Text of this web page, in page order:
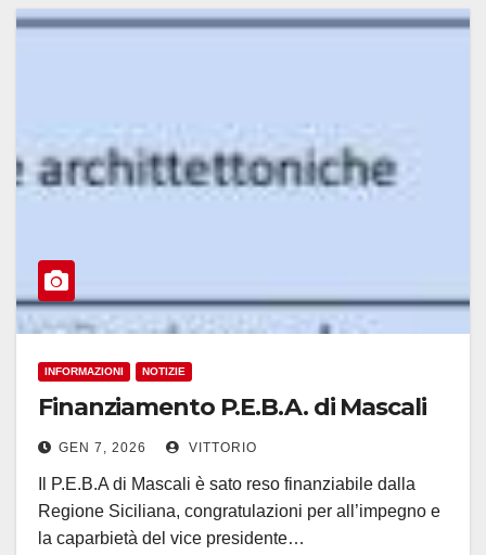
INFORMAZIONI NOTIZIE
Finanziamento P.E.B.A. di Mascali
GEN 7, 2026 VITTORIO
Il P.E.B.A di Mascali è sato reso finanziabile dalla
Regione Siciliana, congratulazioni per all’impegno e
la caparbietà del vice presidente…